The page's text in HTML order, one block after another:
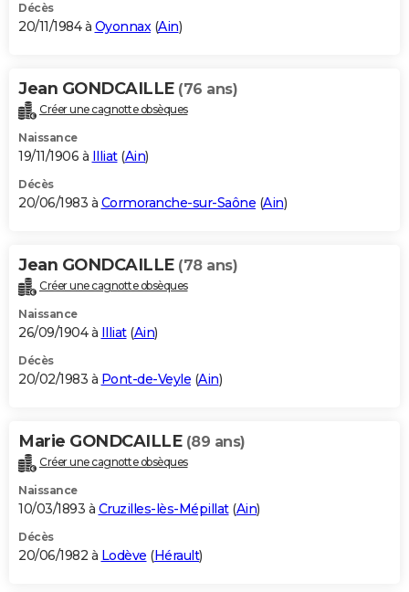
Décès
20/11/1984 à Oyonnax(Ain)
Jean GONDCAILLE (76 ans)
Créer une cagnotte obsèques
Naissance
19/11/1906 à Illiat(Ain)
Décès
20/06/1983 à Cormoranche-sur-Saône (Ain)
Jean GONDCAILLE (78 ans)
Créer une cagnotte obsèques
Naissance
26/09/1904 à Illiat(Ain)
Décès
20/02/1983 à Pont-de-Veyle (Ain)
Marie GONDCAILLE (89 ans)
Créer une cagnotte obsèques
Naissance
10/03/1893 à Cruzilles-lès-Mépillat(Ain)
Décès
20/06/1982 à Lodève (Hérault)